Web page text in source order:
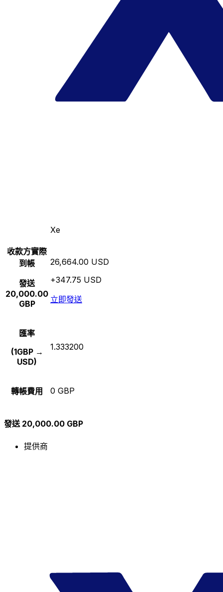
Xe
收款方實際
到帳
發送
20,000.00
GBP
26,664.00 USD
+347.75 USD
立即發送
匯率
(1GBP →
USD)
1.333200
轉帳費用 0 GBP
發送 20,000.00 GBP
提供商